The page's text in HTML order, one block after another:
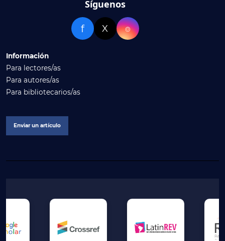
Síguenos
f X ⌾
Información
Para lectores/as
Para autores/as
Para bibliotecarios/as
Enviar un artículo